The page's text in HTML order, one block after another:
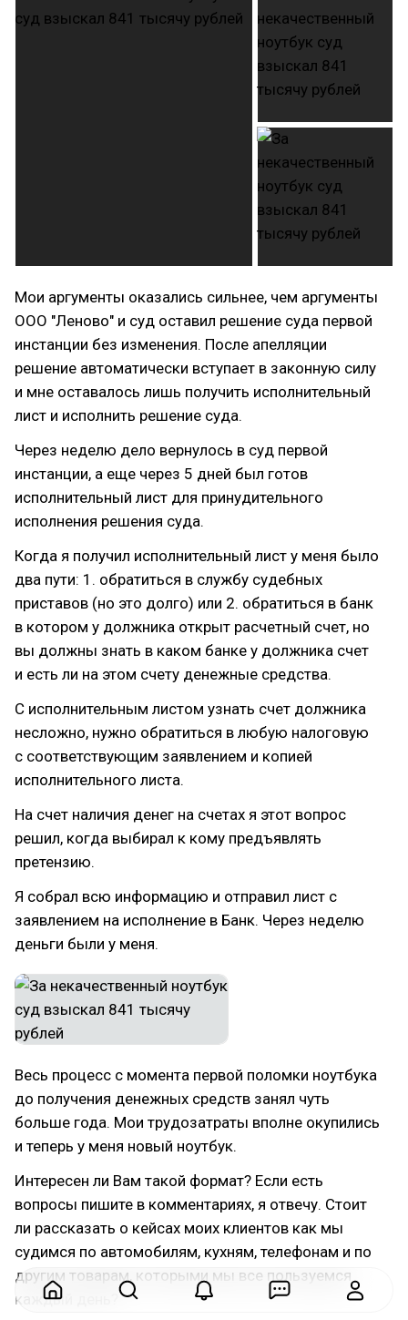
Мои аргументы оказались сильнее, чем аргументы
ООО "Леново" и суд оставил решение суда первой
инстанции без изменения. После апелляции
решение автоматически вступает в законную силу
и мне оставалось лишь получить исполнительный
лист и исполнить решение суда.
Через неделю дело вернулось в суд первой
инстанции, а еще через 5 дней был готов
исполнительный лист для принудительного
исполнения решения суда.
Когда я получил исполнительный лист у меня было
два пути: 1. обратиться в службу судебных
приставов (но это долго) или 2. обратиться в банк
в котором у должника открыт расчетный счет, но
вы должны знать в каком банке у должника счет
и есть ли на этом счету денежные средства.
С исполнительным листом узнать счет должника
несложно, нужно обратиться в любую налоговую
с соответствующим заявлением и копией
исполнительного листа.
На счет наличия денег на счетах я этот вопрос
решил, когда выбирал к кому предъявлять
претензию.
Я собрал всю информацию и отправил лист с
заявлением на исполнение в Банк. Через неделю
деньги были у меня.
Весь процесс с момента первой поломки ноутбука
до получения денежных средств занял чуть
больше года. Мои трудозатраты вполне окупились
и теперь у меня новый ноутбук.
Интересен ли Вам такой формат? Если есть
вопросы пишите в комментариях, я отвечу. Стоит
ли рассказать о кейсах моих клиентов как мы
судимся по автомобилям, кухням, телефонам и по
другим товарам, которыми мы все пользуемся
каждый день?